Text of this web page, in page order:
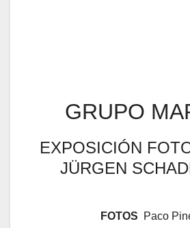
GRUPO
EXPOSICIÓN
JÜRGEN
FOTOS Paco